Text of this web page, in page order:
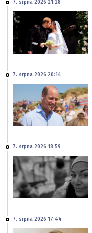
7. srpna 2026 21:28
7. srpna 2026 20:14
7. srpna 2026 18:59
7. srpna 2026 17:44